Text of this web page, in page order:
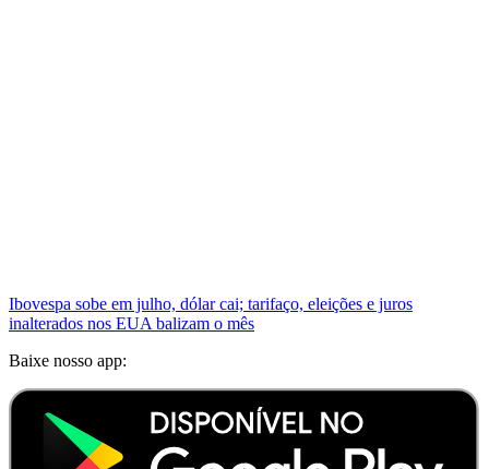
Ibovespa sobe em julho, dólar cai; tarifaço, eleições e juros
inalterados nos EUA balizam o mês
Baixe nosso app: